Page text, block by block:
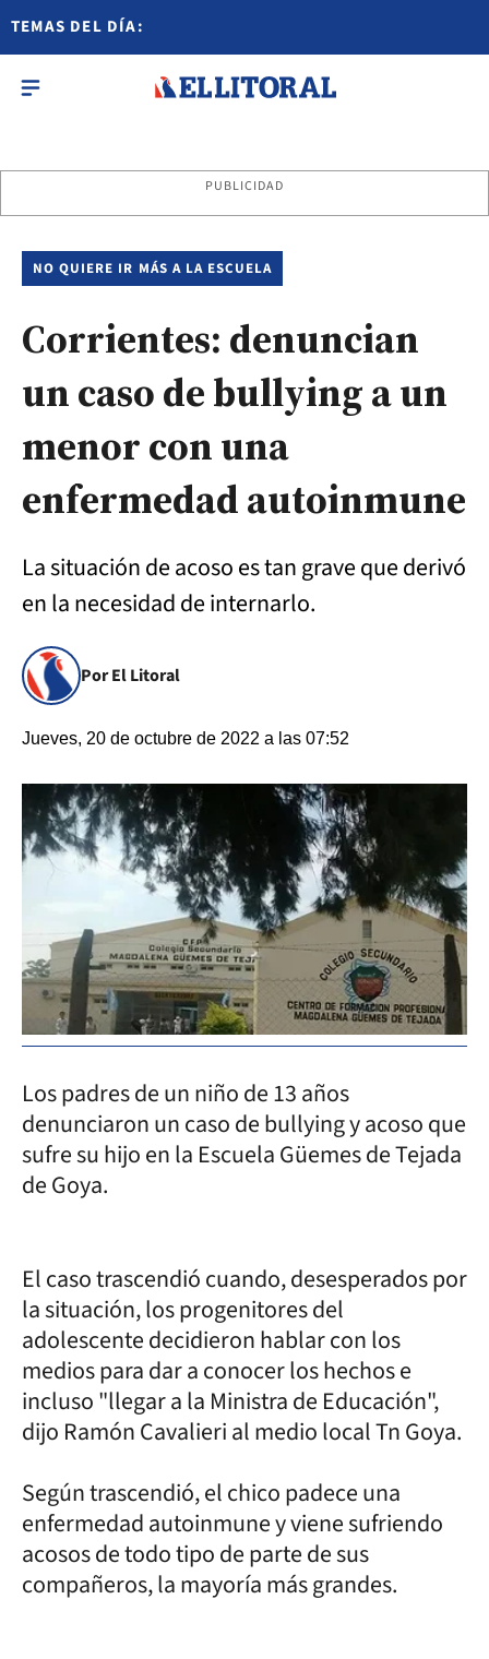
TEMAS DEL DÍA:
PUBLICIDAD
NO QUIERE IR MÁS A LA ESCUELA
Corrientes: denuncian
un caso de bullying a un
menor con una
enfermedad autoinmune
La situación de acoso es tan grave que derivó
en la necesidad de internarlo.
Por El Litoral
Jueves, 20 de octubre de 2022 a las 07:52
Los padres de un niño de 13 años
denunciaron un caso de bullying y acoso que
sufre su hijo en la Escuela Güemes de Tejada
de Goya.
El caso trascendió cuando, desesperados por
la situación, los progenitores del
adolescente decidieron hablar con los
medios para dar a conocer los hechos e
incluso "llegar a la Ministra de Educación",
dijo Ramón Cavalieri al medio local Tn Goya.
Según trascendió, el chico padece una
enfermedad autoinmune y viene sufriendo
acosos de todo tipo de parte de sus
compañeros, la mayoría más grandes.